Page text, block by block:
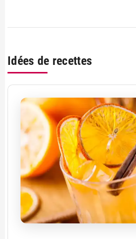
Idées de recettes